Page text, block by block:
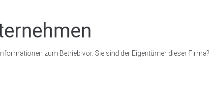
zum Betrieb vor. Sie sind der Eigentümer dieser Firma?